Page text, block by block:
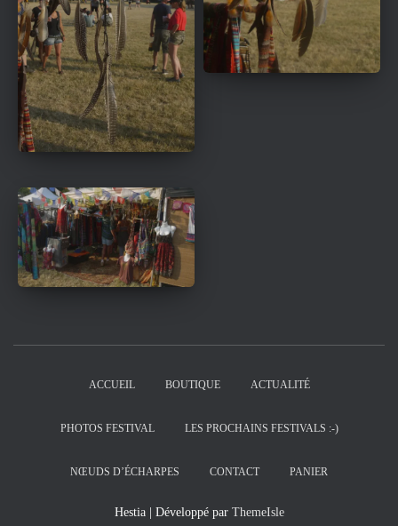
ACCUEIL BOUTIQUE ACTUALITÉ
PHOTOS FESTIVAL LES PROCHAINS FESTIVALS :-)
NŒUDS D’ÉCHARPES CONTACT PANIER
Hestia | Développé par ThemeIsle